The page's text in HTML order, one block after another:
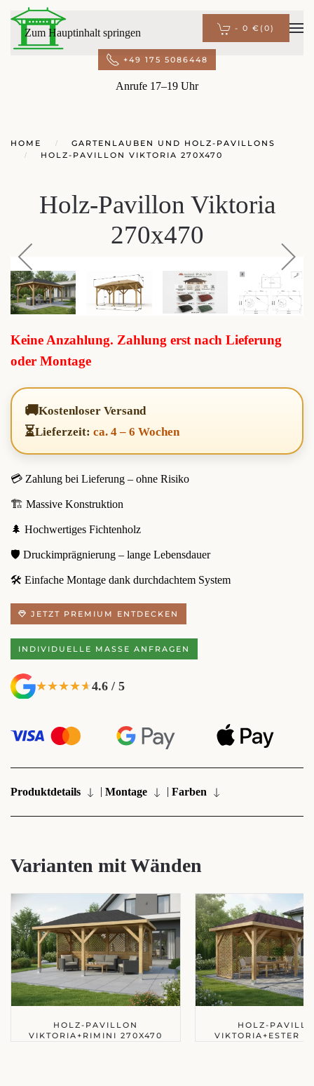
Zum Hauptinhalt springen - 0 € (0)
+49 175 5086448
Anrufe 17–19 Uhr
HOME
GARTENLAUBEN UND HOLZ-PAVILLONS
HOLZ-PAVILLON VIKTORIA 270X470
Holz-Pavillon Viktoria
270x470
Keine Anzahlung. Zahlung erst nach Lieferung
oder Montage
🚚Kostenloser Versand
⏳Lieferzeit: ca. 4 – 6 Wochen
💳 Zahlung bei Lieferung – ohne Risiko
🏗️ Massive Konstruktion
🌲 Hochwertiges Fichtenholz
🛡️ Druckimprägnierung – lange Lebensdauer
🛠️ Einfache Montage dank durchdachtem System
JETZT PREMIUM ENTDECKEN
INDIVIDUELLE MASSE ANFRAGEN
★★★★★
★★★★★4.6 / 5
Produktdetails | Montage | Farben
Varianten mit Wänden
HOLZ-PAVILLON
VIKTORIA+RIMINI 270X470
HOLZ-
VIKTORIA+ESTER